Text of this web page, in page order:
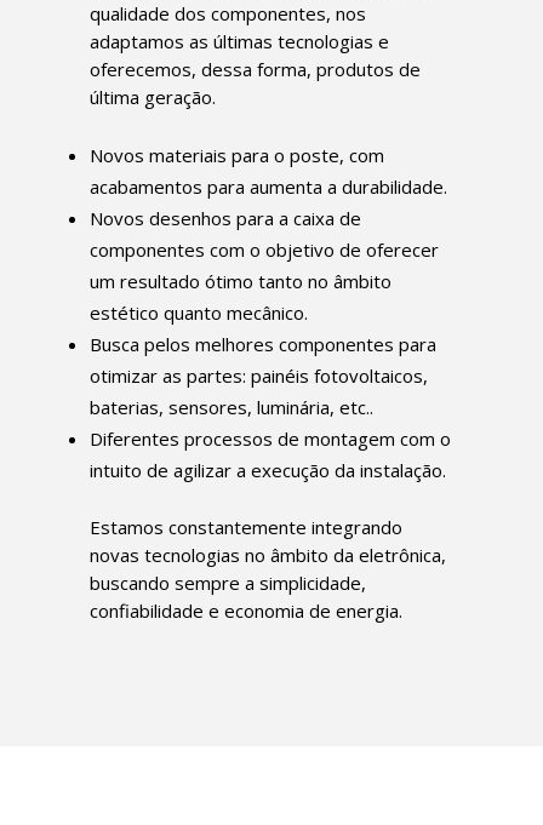
qualidade dos componentes, nos
adaptamos as últimas tecnologias e
oferecemos, dessa forma, produtos de
última geração.
Novos materiais para o poste, com
acabamentos para aumenta a durabilidade.
Novos desenhos para a caixa de
componentes com o objetivo de oferecer
um resultado ótimo tanto no âmbito
estético quanto mecânico.
Busca pelos melhores componentes para
otimizar as partes: painéis fotovoltaicos,
baterias, sensores, luminária, etc..
Diferentes processos de montagem com o
intuito de agilizar a execução da instalação.
Estamos constantemente integrando
novas tecnologias no âmbito da eletrônica,
buscando sempre a simplicidade,
confiabilidade e economia de energia.